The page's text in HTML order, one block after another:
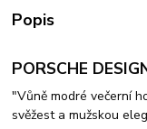
Popis
PORSCHE
"Vůně modré večerní
svěžest a mužskou